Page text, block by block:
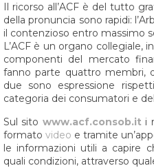
Il ricorso all’ACF è del tutto
della pronuncia sono rapidi:
il contenzioso entro massimo
L’ACF è un organo collegiale,
componenti del mercato
fanno parte quattro membri,
due sono espressione
categoria dei consumatori e
Sul sito www.acf.consob.iti
formato video e tramite
le informazioni utili a capire
quali condizioni, attraverso